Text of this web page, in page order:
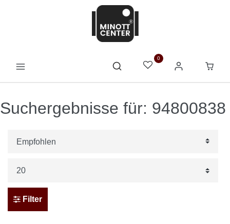
0
Suchergebnisse für: 94800838
Filter